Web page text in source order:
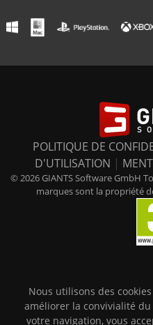
POLITIQUE DE
D'UTILISATION |
© 2026 GIANTS Software GmbH
marques sont la propriété
Nous utilisons des
améliorer la convivialité
votre navigation, vous